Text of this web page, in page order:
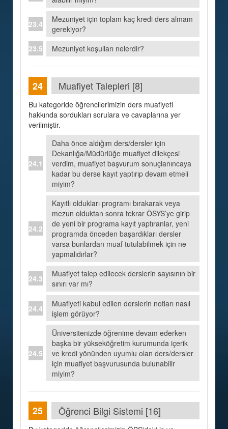
Mezuniyet için toplam kaç kredi ders almam
gerekiyor?
Mezuniyet koşulları nelerdir?
Muafiyet Talepleri [8]
Bu kategoride öğrencilerimizin ders muafiyeti
hakkında sordukları sorulara ve cavaplarına yer
verilmiştir.
Daha önce aldığım ders/dersler için
Dekanlığa/Müdürlüğe muafiyet dilekçesi
verdim, muafiyet başvurum sonuçlanıncaya
kadar bu derse kayıt yaptırıp devam etmeli
miyim?
Kayıtlı oldukları programı bırakarak veya
mezun olduktan sonra tekrar ÖSYS’ye girip
de yeni bir programa kayıt yaptıranlar, yeni
programda önceden başardıkları dersler
varsa bunlardan muaf tutulabilmek için ne
yapmalıdırlar?
Muafiyet talep edilecek derslerin sayısının bir
sınırı var mı?
Muafiyeti kabul edilen derslerin notları nasıl
işlem görüyor?
Üniversitenizde öğrenime devam ederken
başka bir yükseköğretim kurumunda içerik
ve kredi yönünden uyumlu olan ders/dersler
için muafiyet başvurusunda bulunabilir
miyim?
Öğrenci Bilgi Sistemi [16]